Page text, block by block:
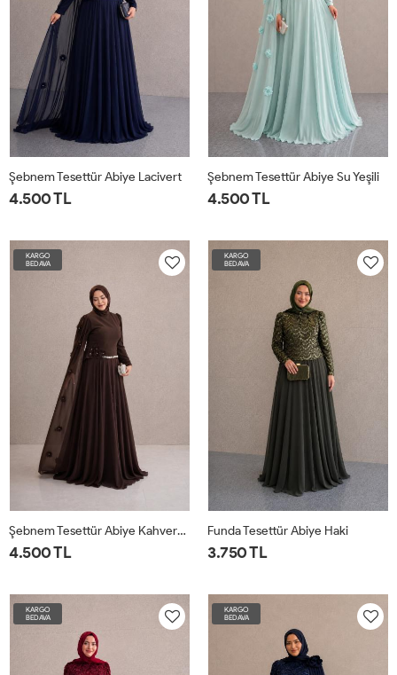
Şebnem Tesettür Abiye Lacivert
4.500 TL
Şebnem Tesettür Abiye Su Yeşili
4.500 TL
KARGO
BEDAVA
Şebnem Tesettür Abiye Kahverengi
4.500 TL
KARGO
BEDAVA
Funda Tesettür Abiye Haki
3.750 TL
KARGO
BEDAVA
KARGO
BEDAVA